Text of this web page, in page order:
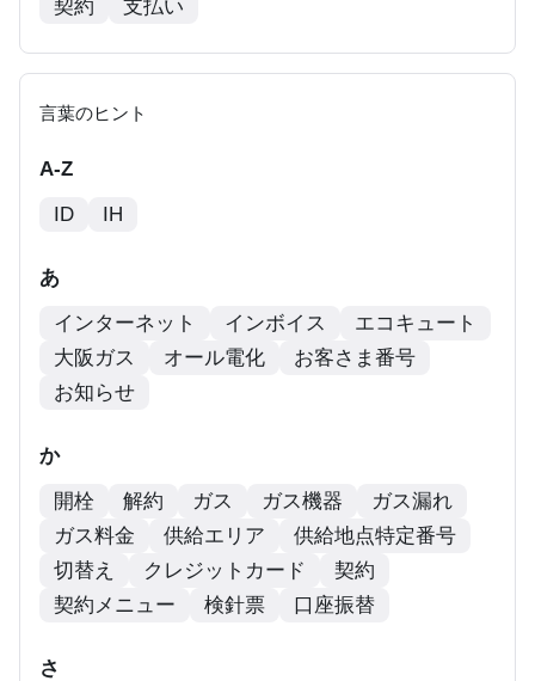
契約
支払い
言葉のヒント
A-Z
ID
IH
あ
インターネット
インボイス
エコキュート
大阪ガス
オール電化
お客さま番号
お知らせ
か
開栓
解約 ガス ガス機器
ガス漏れ
ガス料金
供給エリア
供給地点特定番号
切替え
クレジットカード
契約
契約メニュー
検針票 口座振替
さ